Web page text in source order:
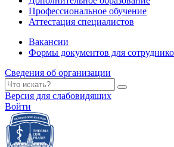
Профессиональное обучение
Аттестация специалистов
Вакансии
Формы документов для
Сведения об организации
Версия для слабовидящих
Войти